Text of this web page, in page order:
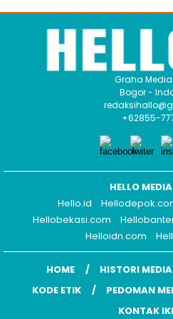
Graha Media
Bogor -
+62855-
HELLO
Hello.id
Hellobekasi.com
Helloidn.com
HOME HISTORI MEDIA
KODE ETIK
PEDOMAN
KONTAK